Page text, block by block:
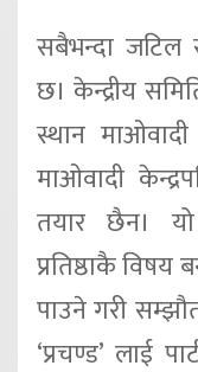
सबैभन्दा जटिल
छ। केन्द्रीय
स्थान
माओवादी
तयार छैन।
प्रतिष्ठाकै
पाउने गरी
‘प्रचण्ड’ लाई